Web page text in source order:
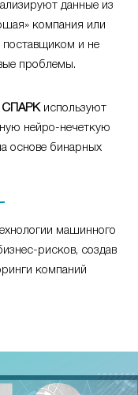
данные из
компания или
поставщиком и не
проблемы.
СПАРКиспользуют
нейро-нечеткую
основе бинарных
машинного
рисков, создав
компаний